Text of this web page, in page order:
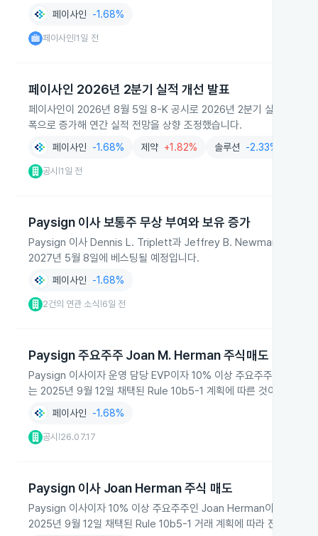
페이사인 -1.68%
페이사인 |1일 전
페이사인 2026년 2분기 실적 개선 발표
페이사인이 2026년 8월 5일 8-K 공시로 2026년 2분기 실적을 발표
폭으로 증가해 연간 실적 전망을 상향 조정했습니다.
페이사인 -1.68% 제약 +1.82% 솔루션 -2.33%
공시 |1일 전
Paysign 이사 보통주 무상 부여와 보유 증가
Paysign 이사 Dennis L. Triplett과 Jeffrey B. Newman이 2026년
2027년 5월 8일에 베스팅될 예정입니다.
페이사인 -1.68%
2건의 연관 소식 6일 전
Paysign 주요주주 Joan M. Herman 주식매도
Paysign 이사이자 운영 담당 EVP이자 10% 이상 주요주주인
는 2025년 9월 12일 채택된 Rule 10b5-1 계획에 따른 것이라고 공
페이사인 -1.68%
공시 26.07.17
Paysign 이사 Joan Herman 주식 매도
Paysign 이사이자 10% 이상 주요주주인 Joan Herman이 2026년
2025년 9월 12일 채택된 Rule 10b5-1 거래 계획에 따라 진행됐고